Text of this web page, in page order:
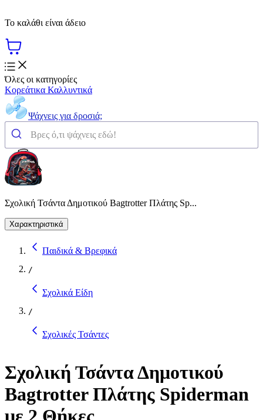
Το καλάθι είναι άδειο
Όλες οι κατηγορίες
Κορεάτικα Καλλυντικά
Ψάχνεις για δροσιά;
Σχολική Τσάντα Δημοτικού Bagtrotter Πλάτης Sp...
Χαρακτηριστικά
Παιδικά & Βρεφικά
/
Σχολικά Είδη
/
Σχολικές Τσάντες
Σχολική Τσάντα Δημοτικού
Bagtrotter Πλάτης Spiderman